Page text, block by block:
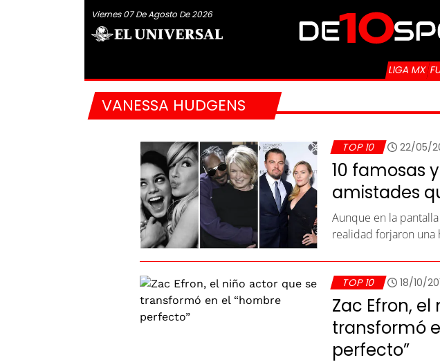
Viernes 07 De Agosto De 2026
LIGA MX
VANESSA HUDGENS
TOP 10 22/05/
10 famosas
amistades
Aunque en la
realidad forjaron una
TOP 10 18/10/
Zac Efron,
transformó
perfecto”